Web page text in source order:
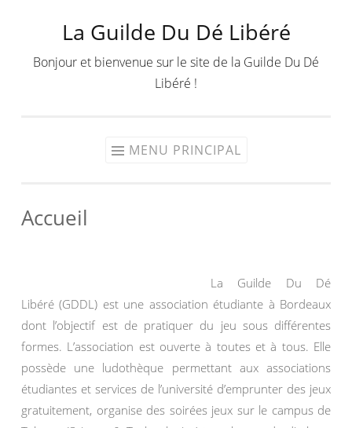
contenu
La Guilde Du Dé Libéré
Bonjour et bienvenue sur le site de la Guilde Du Dé
Libéré !
MENU PRINCIPAL
Accueil
La Guilde Du Dé
Libéré (GDDL) est une association étudiante à Bordeaux
dont l’objectif est de pratiquer du jeu sous différentes
formes. L’association est ouverte à toutes et à tous. Elle
possède une ludothèque permettant aux associations
étudiantes et services de l’université d’emprunter des jeux
gratuitement, organise des soirées jeux sur le campus de